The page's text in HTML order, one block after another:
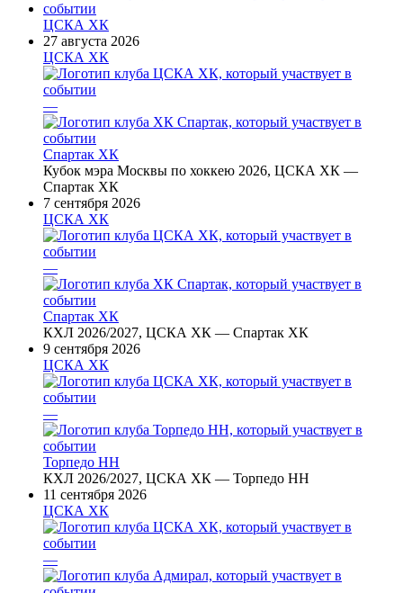
ЦСКА ХК
27 августа 2026
ЦСКА ХК
—
Спартак ХК
Кубок мэра Москвы по хоккею 2026, ЦСКА ХК —
Спартак ХК
7 сентября 2026
ЦСКА ХК
—
Спартак ХК
КХЛ 2026/2027, ЦСКА ХК — Спартак ХК
9 сентября 2026
ЦСКА ХК
—
Торпедо НН
КХЛ 2026/2027, ЦСКА ХК — Торпедо НН
11 сентября 2026
ЦСКА ХК
—